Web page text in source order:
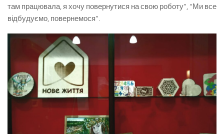
там працювала, я хочу повернутися на свою роботу”, “Ми все
відбудуємо, повернемося”.